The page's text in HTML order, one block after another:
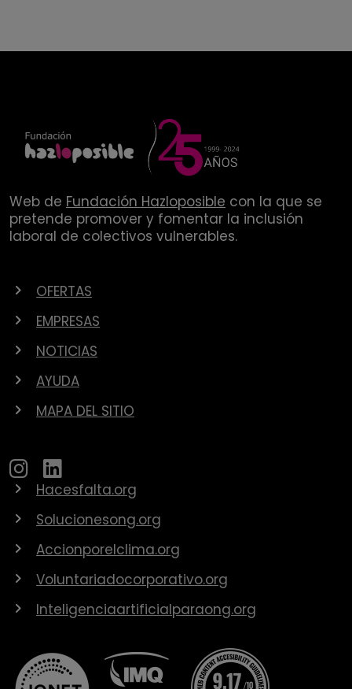
Web de Fundación Hazloposible con la que se
pretende promover y fomentar la inclusión
laboral de colectivos vulnerables.
OFERTAS
EMPRESAS
NOTICIAS
AYUDA
MAPA DEL SITIO
Hacesfalta.org
Solucionesong.org
Accionporelclima.org
Voluntariadocorporativo.org
Inteligenciaartificialparaong.org